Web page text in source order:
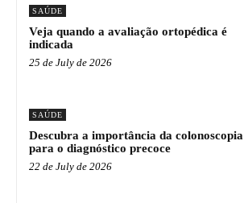
SAÚDE
Veja quando a avaliação ortopédica é
indicada
25 de July de 2026
SAÚDE
Descubra a importância da colonoscopia
para o diagnóstico precoce
22 de July de 2026